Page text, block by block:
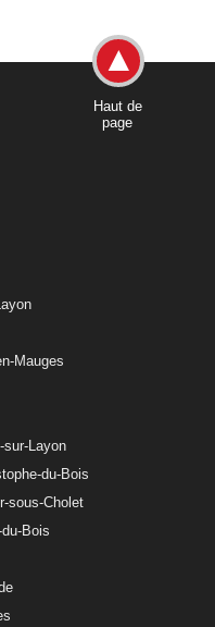
Haut de
page
Mauges
sur-Layon
du-Bois
sous-Cholet
Bois